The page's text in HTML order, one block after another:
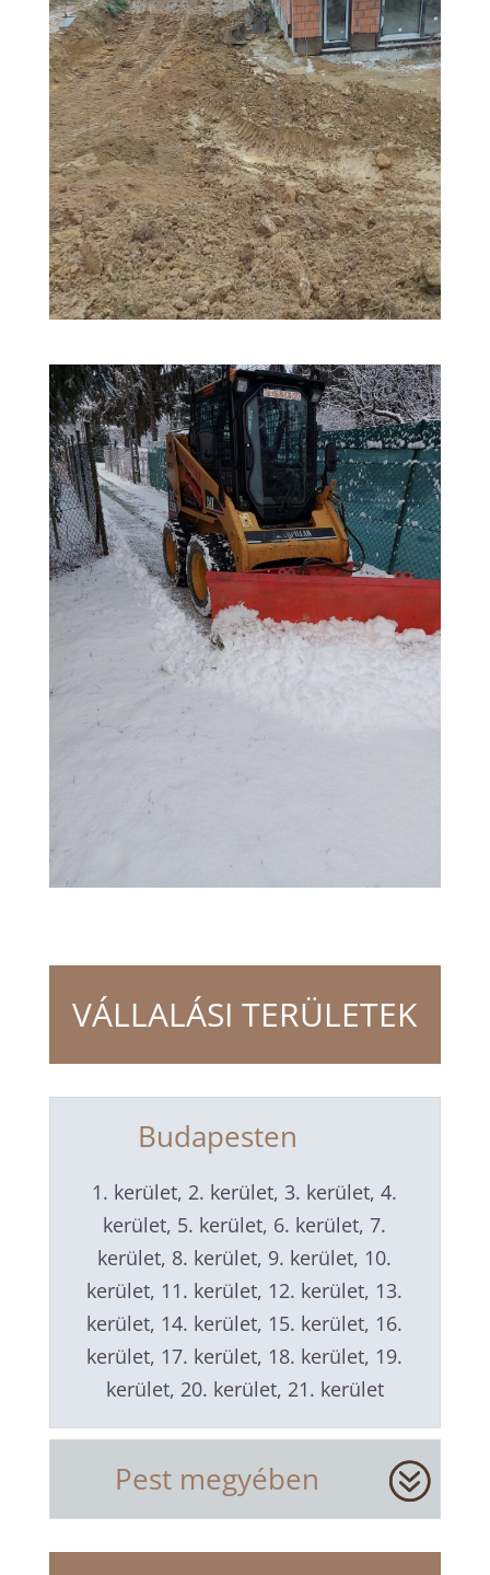
VÁLLALÁSI TERÜLETEK
Budapesten
1. kerület, 2. kerület, 3. kerület, 4.
kerület, 5. kerület, 6. kerület, 7.
kerület, 8. kerület, 9. kerület, 10.
kerület, 11. kerület, 12. kerület, 13.
kerület, 14. kerület, 15. kerület, 16.
kerület, 17. kerület, 18. kerület, 19.
kerület, 20. kerület, 21. kerület
Pest megyében